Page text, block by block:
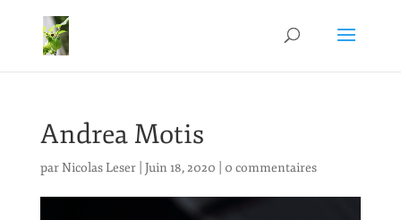
Andrea Motis
parNicolas Leser| Juin 18, 2020 0 commentaires